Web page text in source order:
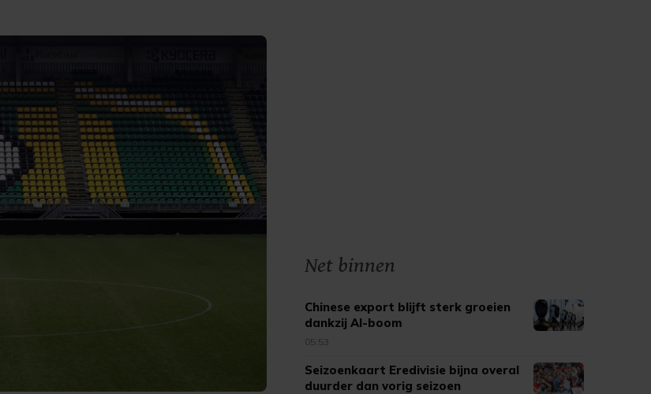
Net binnen
Chinese export blijft sterk groeien
dankzij AI-boom
05:53
Seizoenkaart Eredivisie bijna overal
duurder dan vorig seizoen